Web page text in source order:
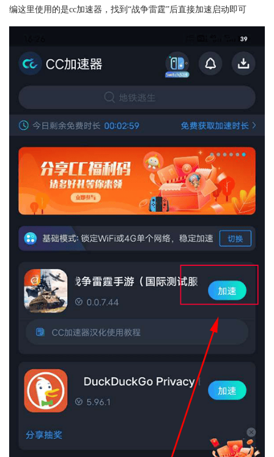
编这里使用的是cc加速器，找到“战争雷霆”后直接加速启动即可